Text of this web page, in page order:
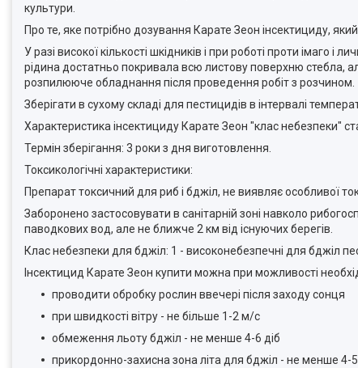
культури.
Про те, яке потрібно дозування Карате Зеон інсектициду,
У разі високої кількості шкідників і при роботі проти імаго
рідина достатньо покривала всю листову поверхню стебла,
розпилююче обладнання після проведення робіт з розчином.
Зберігати в сухому складі для пестицидів в інтервалі
Характеристика інсектициду Карате Зеон "клас небезпеки"
Термін зберігання: 3 роки з дня виготовлення.
Токсикологічні характеристики:
Препарат токсичний для риб і бджіл, не виявляє особливої
Заборонено застосовувати в санітарній зоні навколо
паводкових вод, але не ближче 2 км від існуючих берегів.
Клас небезпеки для бджіл: 1 - високонебезпечні для бджіл
Інсектицид Карате Зеон купити можна при можливості
проводити обробку рослин ввечері після заходу сонця
при швидкості вітру - не більше 1-2 м/с
обмеження льоту бджіл - не менше 4-6 діб
прикордонно-захисна зона літа для бджіл - не менше 4-